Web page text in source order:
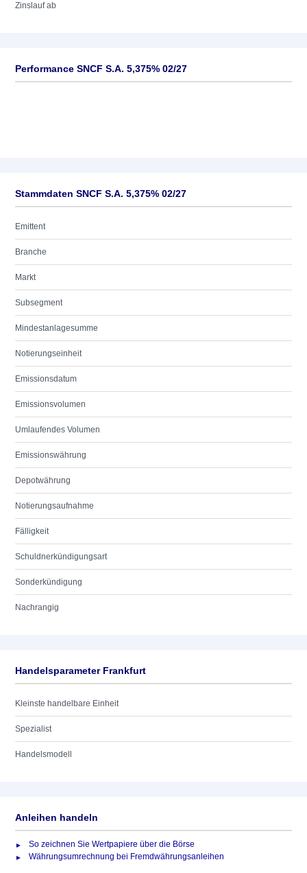
Zinslauf ab
Performance SNCF S.A. 5,375% 02/27
Stammdaten SNCF S.A. 5,375% 02/27
Emittent
Branche
Markt
Subsegment
Mindestanlagesumme
Notierungseinheit
Emissionsdatum
Emissionsvolumen
Umlaufendes Volumen
Emissionswährung
Depotwährung
Notierungsaufnahme
Fälligkeit
Schuldnerkündigungsart
Sonderkündigung
Nachrangig
Handelsparameter Frankfurt
Kleinste handelbare Einheit
Spezialist
Handelsmodell
Anleihen handeln
So zeichnen Sie Wertpapiere über die Börse
Währungsumrechnung bei Fremdwährungsanleihen